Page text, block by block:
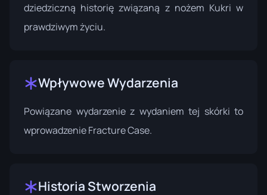
dziedziczną historię związaną z nożem Kukri w
prawdziwym życiu.
Wpływowe Wydarzenia
Powiązane wydarzenie z wydaniem tej skórki to
wprowadzenieFracture Case.
Historia Stworzenia